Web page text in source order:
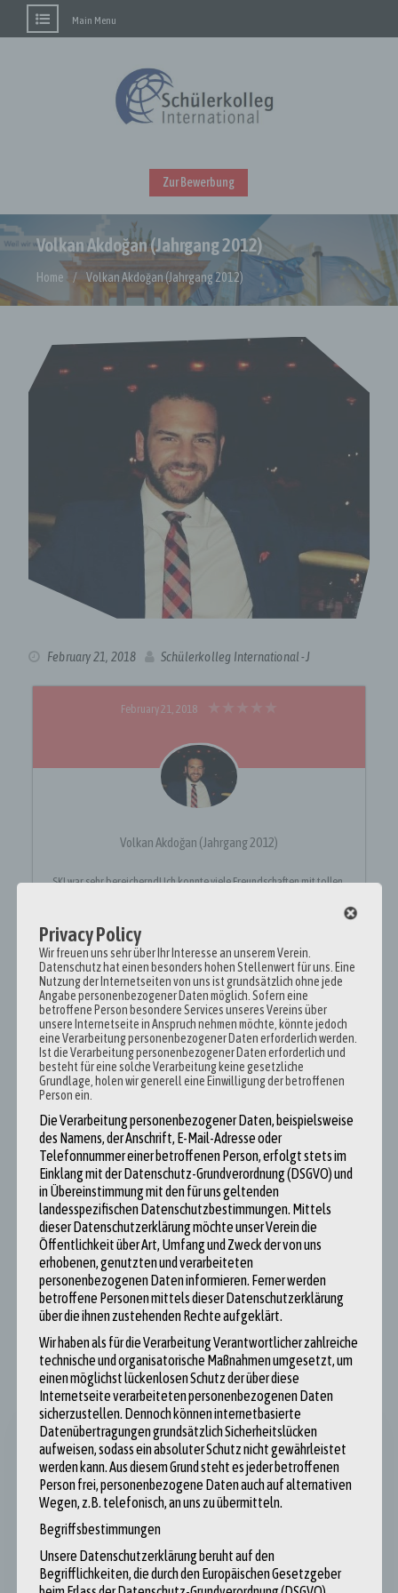
Main Menu
Zur Bewerbung
Volkan Akdoğan (Jahrgang 2012)
Home Volkan Akdoğan (Jahrgang 2012)
February 21, 2018 Schülerkolleg International -J
February 21, 2018
Volkan Akdoğan (Jahrgang 2012)
SKI war sehr bereichernd! Ich konnte viele Freundschaften mit tollen,
beeindruckende Orte kennenlernen. Für jeden der Interesse an dem
Motto “weltweit wirken” hat, kann ich das Programm SKI empfehlen. Ihr
werdet viel lernen, interessante Persönlichkeiten treffen und rundum
Spaß haben!
Post
navigation
Nabila El Arbi (Jahrgang 2012)
Forough Mosavi Lar (Jahrgang 2015)
Hinweis zur Urheberschaft der Artikel
stammen soweit nicht explizit anders gekennzeichnet aus
den Federn unserer wunderbaren Teilnehmer:innen und
wurden von diesen eigenverantwortlich verfasst. Die zum
Privacy Policy
Wir freuen uns sehr über Ihr Interesse an unserem Verein.
Datenschutz hat einen besonders hohen Stellenwert für uns. Eine
Nutzung der Internetseiten von uns ist grundsätzlich ohne jede
Angabe personenbezogener Daten möglich. Sofern eine
betroffene Person besondere Services unseres Vereins über
unsere Internetseite in Anspruch nehmen möchte, könnte jedoch
eine Verarbeitung personenbezogener Daten erforderlich werden.
Ist die Verarbeitung personenbezogener Daten erforderlich und
besteht für eine solche Verarbeitung keine gesetzliche
Grundlage, holen wir generell eine Einwilligung der betroffenen
Person ein.
Die Verarbeitung personenbezogener Daten, beispielsweise
des Namens, der Anschrift, E-Mail-Adresse oder
Telefonnummer einer betroffenen Person, erfolgt stets im
Einklang mit der Datenschutz-Grundverordnung (DSGVO) und
in Übereinstimmung mit den für uns geltenden
landesspezifischen Datenschutzbestimmungen. Mittels
dieser Datenschutzerklärung möchte unser Verein die
Öffentlichkeit über Art, Umfang und Zweck der von uns
erhobenen, genutzten und verarbeiteten
personenbezogenen Daten informieren. Ferner werden
betroffene Personen mittels dieser Datenschutzerklärung
über die ihnen zustehenden Rechte aufgeklärt.
Wir haben als für die Verarbeitung Verantwortlicher zahlreiche
technische und organisatorische Maßnahmen umgesetzt, um
einen möglichst lückenlosen Schutz der über diese
Internetseite verarbeiteten personenbezogenen Daten
sicherzustellen. Dennoch können internetbasierte
Datenübertragungen grundsätzlich Sicherheitslücken
aufweisen, sodass ein absoluter Schutz nicht gewährleistet
werden kann. Aus diesem Grund steht es jeder betroffenen
Person frei, personenbezogene Daten auch auf alternativen
Wegen, z.B. telefonisch, an uns zu übermitteln.
Begriffsbestimmungen
Unsere Datenschutzerklärung beruht auf den
Begrifflichkeiten, die durch den Europäischen Gesetzgeber